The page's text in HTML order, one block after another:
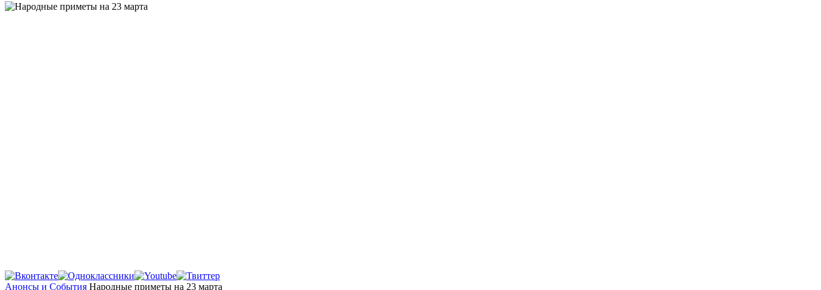
Главная
Анонсы и События Народные приметы на 23 марта